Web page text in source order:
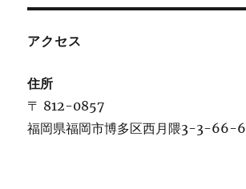
ン
アクセス
住所
〒 812-0857
福岡県福岡市博多区西月隈3-3-66-6